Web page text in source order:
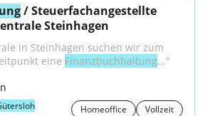
/ Steuerfachangestellte
Steinhagen
in Steinhagen suchen wir zum
eine Finanzbuchhaltung..."
Homeoffice Vollzeit